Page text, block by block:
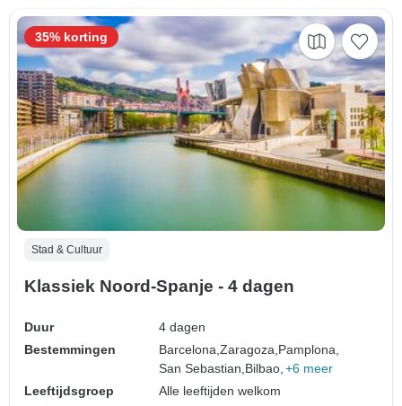
Stad & Cultuur
Klassiek Noord-Spanje - 4 dagen
Duur
4 dagen
Bestemmingen
Barcelona,Zaragoza, Pamplona,
San Sebastian, Bilbao, +6 meer
Leeftijdsgroep
Alle leeftijden welkom
35% korting